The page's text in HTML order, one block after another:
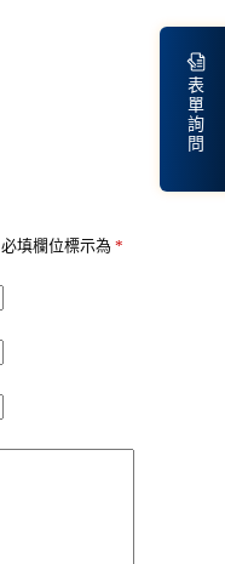
表
單
詢
問
必填欄位標示為 *